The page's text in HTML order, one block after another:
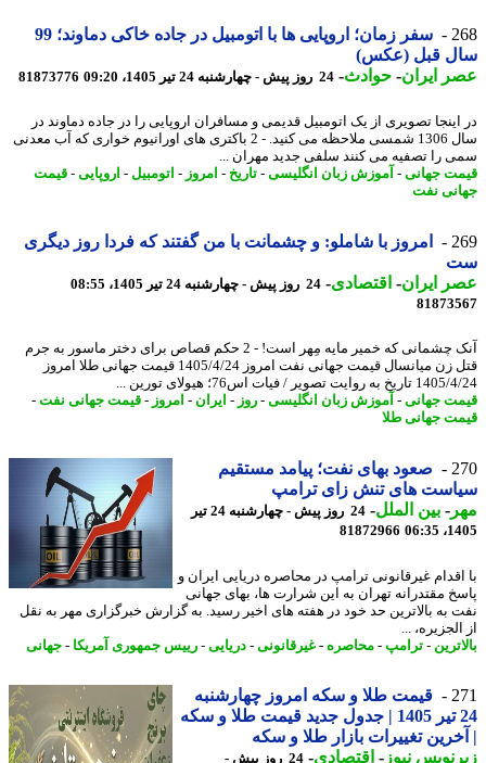
سفر زمان؛ اروپایی ها با اتومبیل در جاده خاکی دماوند؛ 99
قبل (عکس)
ایران- حوادث -24 روز پیش - چهارشنبه 24 تیر 1405، 09:20 81873776
تصویری از یک اتومبیل قدیمی و مسافران اروپایی را در جاده دماوند در
سال 1306 شمسی ملاحظه می کنید. - 2 باکتری های اورانیوم خواری که آب معدنی
را تصفیه می کنند سلفی جدید مهران ...
جهانی-آموزش زبان انگلیسی-تاریخ- امروز- اتومبیل-اروپایی-قیمت
نفت
امروز با شاملو: و چشمانت با من گفتند که فردا روز دیگری
ایران- اقتصادی-24 روز پیش - چهارشنبه 24 تیر 1405، 08:55
آنک چشمانی که خمیر مایه مِهر است! - 2 حکم قصاص برای دختر ماسور به جرم
قتل زن میانسال قیمت جهانی نفت امروز 1405/4/24 قیمت جهانی طلا امروز
تصویر / فیات اس76؛ هیولای تورین ...
جهانی-آموزش زبان انگلیسی-روز- ایران - امروز- قیمت جهانی نفت -
جهانی طلا
صعود بهای نفت؛ پیامد مستقیم
های تنش زای ترامپ
-بین الملل-
24 روز پیش - چهارشنبه 24 تیر
81872966
غیرقانونی ترامپ در محاصره دریایی ایران و
مقتدرانه تهران به این شرارت ها، بهای جهانی
به بالاترین حد خود در هفته های اخیر رسید. به گزارش خبرگزاری مهر به نقل
...
- ترامپ -محاصره-غیرقانونی-دریایی -رییس جمهوری آمریکا- جهانی
قیمت طلا و سکه امروز چهارشنبه
24 تیر 1405 | جدول جدید قیمت طلا و سکه
تغییرات بازار طلا و سکه
نیوز-اقتصادی-
24 روز پیش -